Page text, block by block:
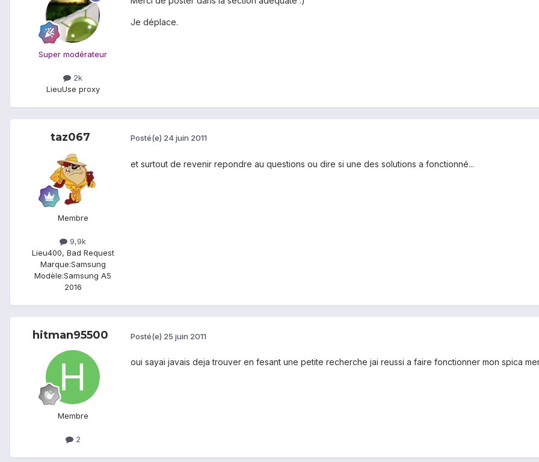
Super modérateur
2k
LieuUse proxy
Je déplace.
taz067
Membre
9,9k
Lieu400, Bad Request
Marque:Samsung
Modèle:Samsung A5
2016
Posté(e) 24 juin 2011
et surtout de revenir repondre au questions ou dire si une des solutions a fonctionné...
hitman95500
Membre
2
Posté(e) 25 juin 2011
oui sayai javais deja trouver en fesant une petite recherche jai reussi a faire fonctionner mon spica